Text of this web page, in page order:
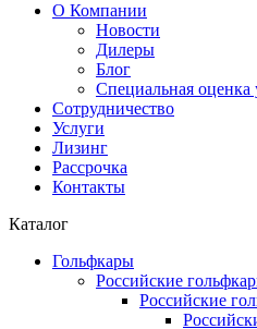
О Компании
Новости
Дилеры
Блог
Специальная оценка
Сотрудничество
Услуги
Лизинг
Рассрочка
Контакты
Каталог
Гольфкары
Российские
Российские